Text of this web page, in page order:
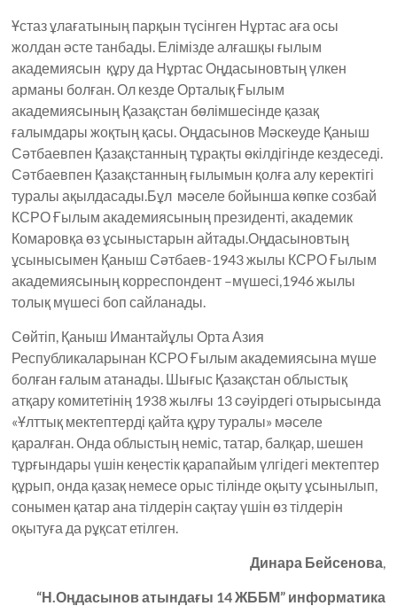
Ұстаз ұлағатының парқын түсінген Нұртас аға осы
жолдан әсте танбады. Елімізде алғашқы ғылым
академиясын құру да Нұртас Оңдасыновтың үлкен
арманы болған. Ол кезде Орталық Ғылым
академиясының Қазақстан бөлімшесінде қазақ
ғалымдары жоқтың қасы. Оңдасынов Мәскеуде Қаныш
Сәтбаевпен Қазақстанның тұрақты өкілдігінде кездеседі.
Сәтбаевпен Қазақстанның ғылымын қолға алу керектігі
туралы ақылдасады.Бұл мәселе бойынша көпке созбай
КСРО Ғылым академиясының президенті, академик
Комаровқа өз ұсыныстарын айтады.Оңдасыновтың
ұсынысымен Қаныш Сәтбаев-1943 жылы КСРО Ғылым
академиясының корреспондент –мүшесі,1946 жылы
толық мүшесі боп сайланады.
Сөйтіп, Қаныш Имантайұлы Орта Азия
Республикаларынан КСРО Ғылым академиясына мүше
болған ғалым атанады. Шығыс Қазақстан облыстық
атқару комитетінің 1938 жылғы 13 сәуірдегі отырысында
«Ұлттық мектептерді қайта құру туралы» мәселе
қаралған. Онда облыстың неміс, татар, балқар, шешен
тұрғындары үшін кеңестік қарапайым үлгідегі мектептер
құрып, онда қазақ немесе орыс тілінде оқыту ұсынылып,
сонымен қатар ана тілдерін сақтау үшін өз тілдерін
оқытуға да рұқсат етілген.
Динара Бейсенова,
“Н.Оңдасынов атындағы 14 ЖББМ” информатика